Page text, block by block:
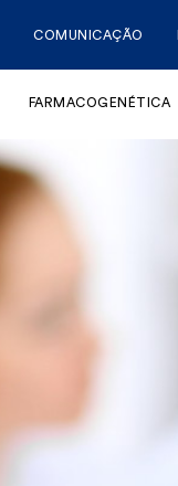
COMUNICAÇÃO
FARMACOGENÉTICA